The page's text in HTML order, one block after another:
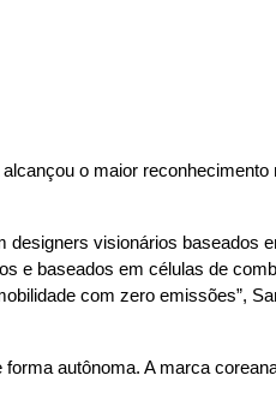
o maior reconhecimento
designers visionários baseados
e baseados em células de
com zero emissões”,
autônoma. A marca